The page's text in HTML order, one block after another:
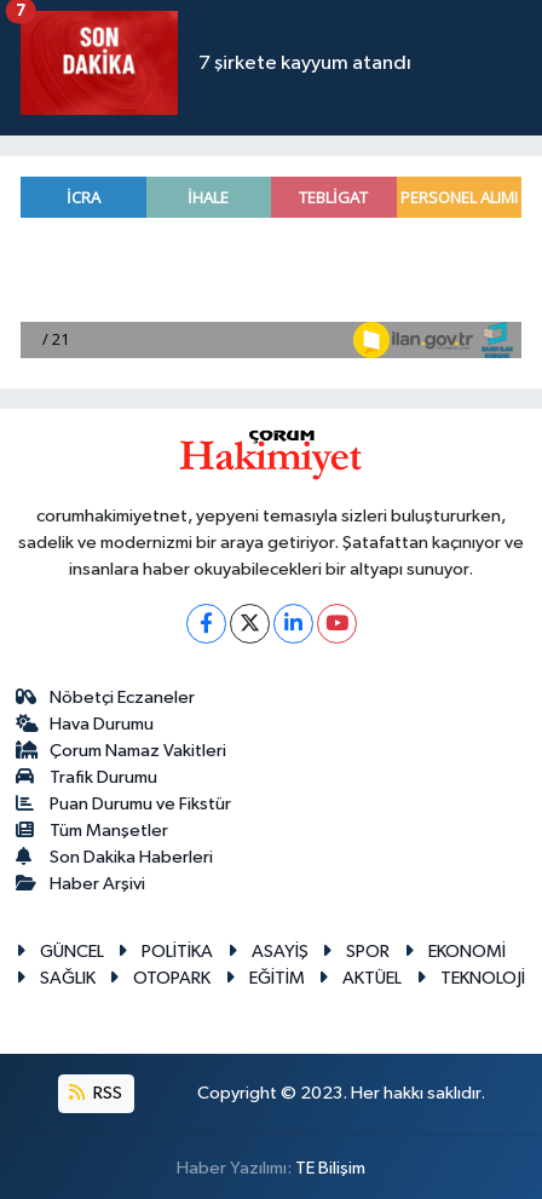
7 şirkete kayyum atandı
7
corumhakimiyetnet, yepyeni temasıyla sizleri buluştururken,
sadelik ve modernizmi bir araya getiriyor. Şatafattan kaçınıyor ve
insanlara haber okuyabilecekleri bir altyapı sunuyor.
Nöbetçi Eczaneler
Hava Durumu
Çorum Namaz Vakitleri
Trafik Durumu
Puan Durumu ve Fikstür
Tüm Manşetler
Son Dakika Haberleri
Haber Arşivi
GÜNCEL POLİTİKA ASAYİŞ SPOR
EKONOMİ
SAĞLIK
OTOPARK EĞİTİM AKTÜEL TEKNOLOJİ
RSS Copyright © 2023. Her hakkı saklıdır.
Haber Yazılımı: TE Bilişim